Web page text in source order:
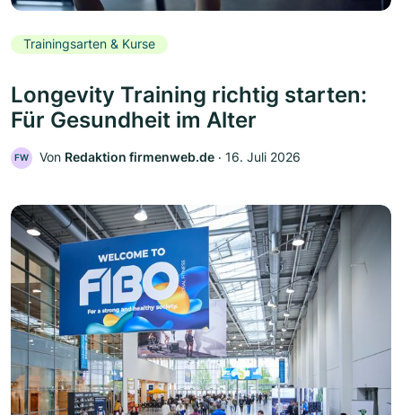
Trainingsarten & Kurse
Longevity Training richtig starten:
Für Gesundheit im Alter
FW Von Redaktion firmenweb.de ‧ 16. Juli 2026